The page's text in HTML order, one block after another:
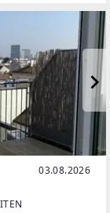
03.08.2026